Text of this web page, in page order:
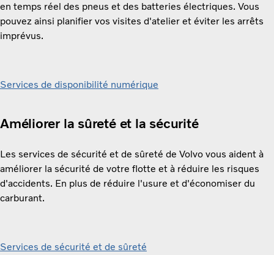
en temps réel des pneus et des batteries électriques. Vous
pouvez ainsi planifier vos visites d'atelier et éviter les arrêts
imprévus.
Services de disponibilité numérique
Améliorer la sûreté et la sécurité
Les services de sécurité et de sûreté de Volvo vous aident à
améliorer la sécurité de votre flotte et à réduire les risques
d'accidents. En plus de réduire l'usure et d'économiser du
carburant.
Services de sécurité et de sûreté